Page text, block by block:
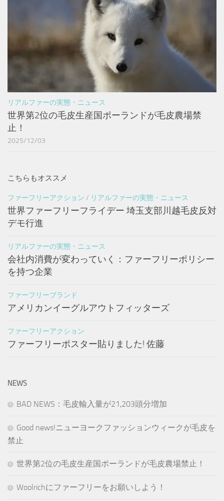
リアルファーの実態・ニュース
世界第2位の毛皮生産国ポーランドが毛皮農場禁
止！
2025/12/03
こちらもオススメ
ファーフリーアクション / リアルファーの実態・ニュース
世界ファーフリーフライデー 埼玉支部川越毛皮反対
デモ行進
リアルファーの実態・ニュース
会社内消費が変わっていく：ファーフリーポリシー
を持つ企業
ファーフリーブランド
アメリカンイーグルアウトフィッターズ
ファーフリーアクション
ファーフリーポスター貼りました! 佐藤
NEWS
BAD NEWS：毛皮輸入量が21,203頭分増加
Good news!ニューヨークファッションウィークが毛皮を
禁止
世界第2位の毛皮生産国ポーランドが毛皮農場禁止！
Woolrichにファーフリーをお願いしよう！